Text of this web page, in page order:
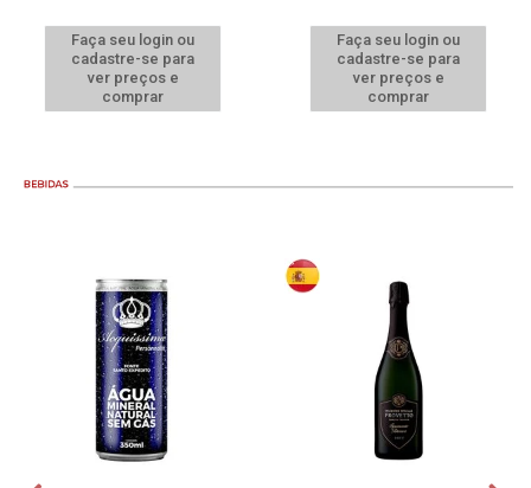
Faça seu login ou
cadastre-se para
ver preços e
comprar
Faça seu login ou
cadastre-se para
ver preços e
comprar